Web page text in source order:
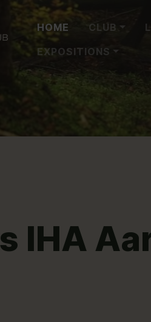
HOME CLUB
EXPOSITIONS
IHA